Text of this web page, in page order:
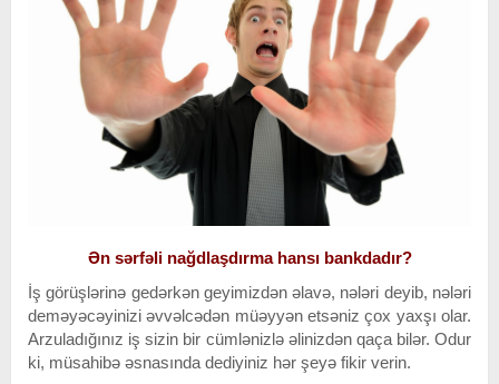
Ən sərfəli nağdlaşdırma hansı bankdadır?
İş görüşlərinə gedərkən geyimizdən əlavə, nələri deyib, nələri
deməyəcəyinizi əvvəlcədən müəyyən etsəniz çox yaxşı olar.
Arzuladığınız iş sizin bir cümlənizlə əlinizdən qaça bilər. Odur
ki, müsahibə əsnasında dediyiniz hər şeyə fikir verin.